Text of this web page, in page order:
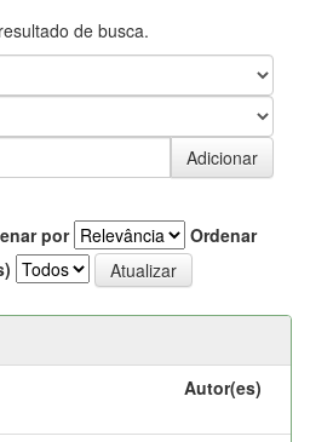
de busca.
por
Ordenar
Autor(es)